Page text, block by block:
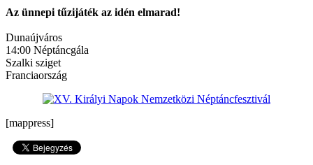
Az ünnepi tűzijáték az idén elmarad!
Dunaújváros
14:00 Néptáncgála
Szalki sziget
Franciaország
[mappress]